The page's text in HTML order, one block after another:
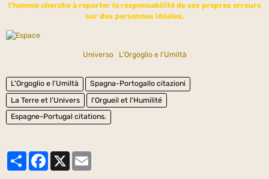
l'homme cherche à reporter la responsabilité de ses propres erreurs
sur des personnes idéales.
Universo L'Orgoglio e l'Umiltà
L'Orgoglio e l'Umiltà
Spagna-Portogallo citazioni
La Terre et l'Univers
l'Orgueil et l'Humilité
Espagne-Portugal citations.
PartagerFacebook